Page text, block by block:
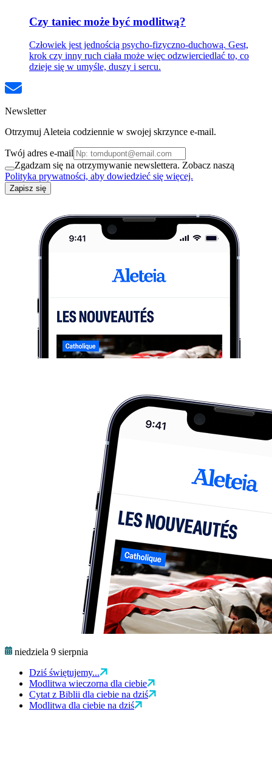
Czy taniec może być modlitwą?
Człowiek jest jednością psycho-fizyczno-duchową. Gest,
krok czy inny ruch ciała może więc odzwierciedlać to, co
dzieje się w umyśle, duszy i sercu.
Newsletter
Otrzymuj Aleteia codziennie w swojej skrzynce e-mail.
Twój adres e-mail
Zgadzam się na otrzymywanie newslettera. Zobacz naszą
Polityka prywatności, aby dowiedzieć się więcej.
Zapisz się
niedziela 9 sierpnia
Dziś świętujemy...
Modlitwa wieczorna dla ciebie
Cytat z Biblii dla ciebie na dziś
Modlitwa dla ciebie na dziś